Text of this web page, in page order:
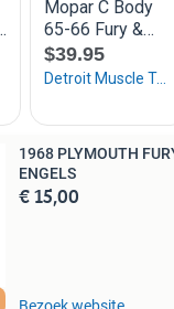
1968 PLYMOUTH
ENGELS
€ 15,00